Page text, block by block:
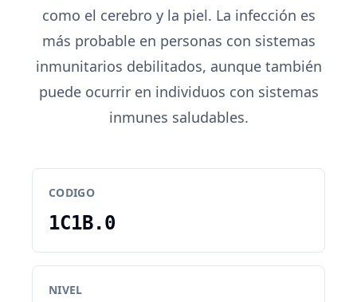
como el cerebro y la piel. La infección es
más probable en personas con sistemas
inmunitarios debilitados, aunque también
puede ocurrir en individuos con sistemas
inmunes saludables.
CODIGO
1C1B.0
NIVEL